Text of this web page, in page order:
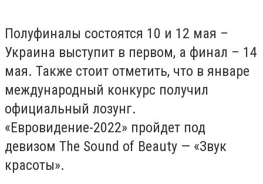
Полуфиналы состоятся 10 и 12 мая –
Украина выступит в первом, а финал – 14
мая. Также стоит отметить, что в январе
международный конкурс получил
официальный лозунг.
«Евровидение-2022» пройдет под
девизом The Sound of Beauty — «Звук
красоты».